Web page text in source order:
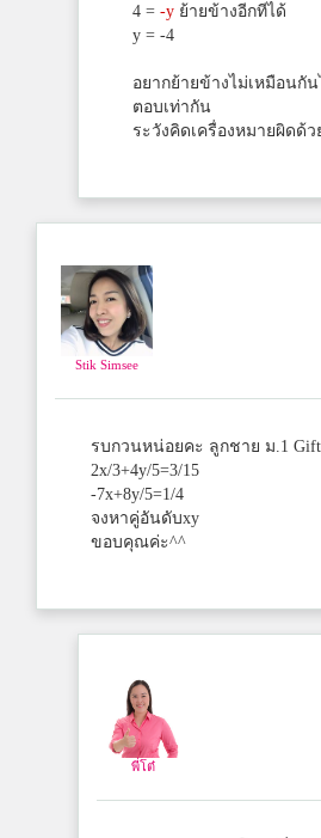
4 = -y ย้ายข้างอีกทีได้
y = -4
อยากย้ายข้างไม่เหมือนกั
ตอบเท่ากัน
ระวังคิดเครื่องหมายผิดด้ว
Stik Simsee
รบกวนหน่อยคะ ลูกชาย ม.1
2x/3+4y/5=3/15
-7x+8y/5=1/4
จงหาคู่อันดับxy
ขอบคุณค่ะ^^
พี่โต๋